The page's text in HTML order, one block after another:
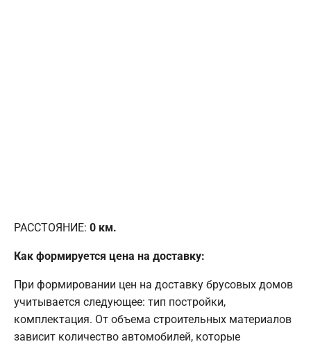
РАССТОЯНИЕ: 0 км.
Как формируется цена на доставку:
При формировании цен на доставку брусовых домов
учитывается следующее: тип постройки,
комплектация. От объема строительных материалов
зависит количество автомобилей, которые